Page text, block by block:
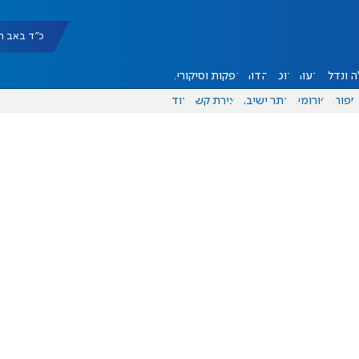
כ"ד באב תשפ"ו
ונדל"ן דעות אוכל יהדות הפקות וסיקורים
ספורט פורומים אתר ישיבה יצירת קשר עוד